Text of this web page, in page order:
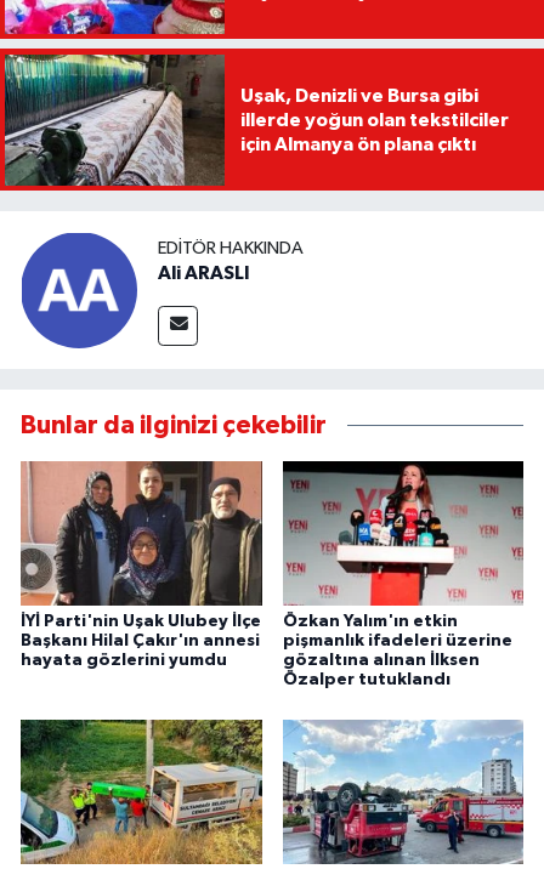
Uşak, Denizli ve Bursa gibi
illerde yoğun olan tekstilciler
için Almanya ön plana çıktı
EDITÖR HAKKINDA
Ali ARASLI
Bunlar da ilginizi çekebilir
İYİ Parti'nin Uşak Ulubey İlçe
Başkanı Hilal Çakır'ın annesi
hayata gözlerini yumdu
Özkan Yalım'ın etkin
pişmanlık ifadeleri üzerine
gözaltına alınan İlksen
Özalper tutuklandı